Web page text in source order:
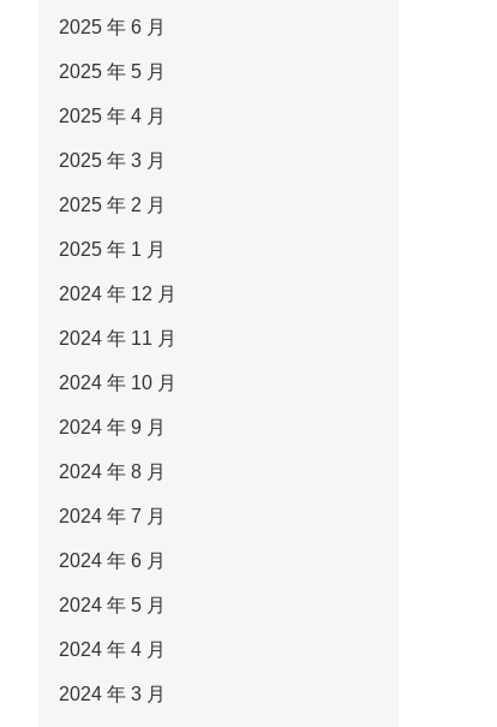
2025 年 6 月
2025 年 5 月
2025 年 4 月
2025 年 3 月
2025 年 2 月
2025 年 1 月
2024 年 12 月
2024 年 11 月
2024 年 10 月
2024 年 9 月
2024 年 8 月
2024 年 7 月
2024 年 6 月
2024 年 5 月
2024 年 4 月
2024 年 3 月